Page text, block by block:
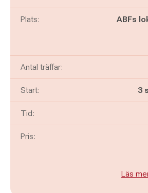
Plats:
ABFs
Antal träffar:
Start: 3
Tid:
Pris:
Läs